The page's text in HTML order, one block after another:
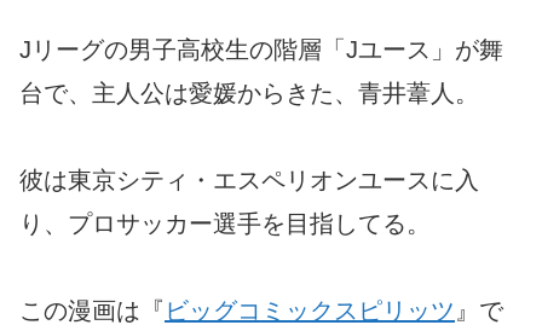
Jリーグの男子高校生の階層「Jユース」が舞
台で、主人公は愛媛からきた、青井葦人。
彼は東京シティ・エスペリオンユースに入
り、プロサッカー選手を目指してる。
この漫画は『 ビッグコミックスピリッツ 』で